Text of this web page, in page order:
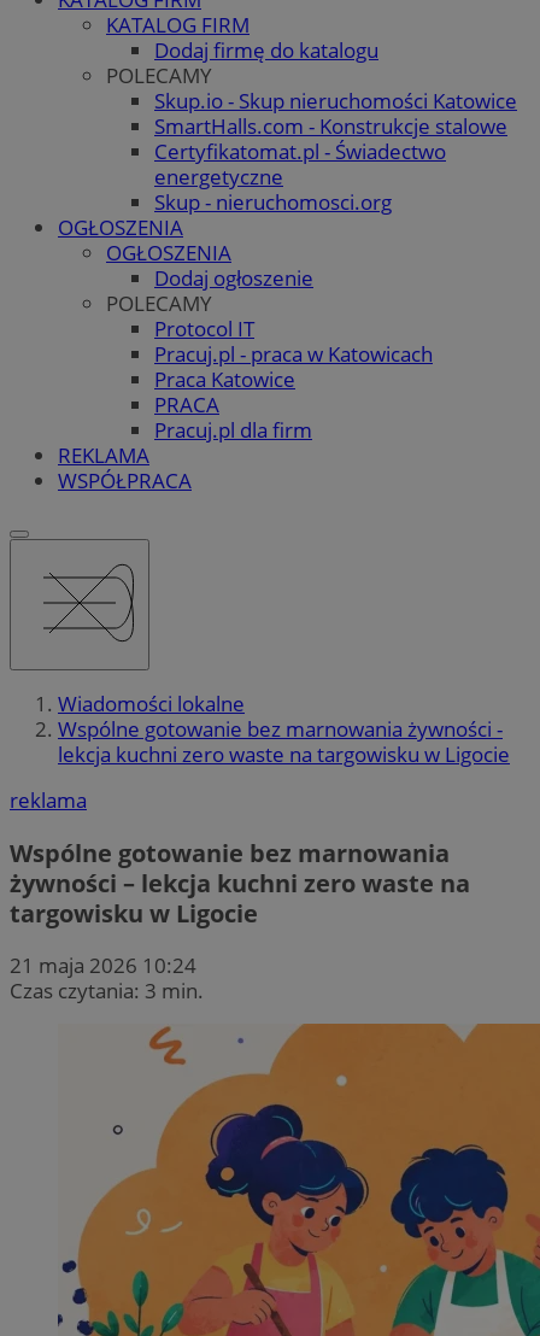
KATALOG FIRM
Dodaj firmę do katalogu
POLECAMY
Skup.io - Skup nieruchomości Katowice
SmartHalls.com - Konstrukcje stalowe
Certyfikatomat.pl - Świadectwo
energetyczne
Skup - nieruchomosci.org
OGŁOSZENIA
OGŁOSZENIA
Dodaj ogłoszenie
POLECAMY
Protocol IT
Pracuj.pl - praca w Katowicach
Praca Katowice
PRACA
Pracuj.pl dla firm
REKLAMA
WSPÓŁPRACA
Wiadomości lokalne
Wspólne gotowanie bez marnowania żywności -
lekcja kuchni zero waste na targowisku w Ligocie
reklama
Wspólne gotowanie bez marnowania
żywności – lekcja kuchni zero waste na
targowisku w Ligocie
21 maja 2026 10:24
Czas czytania: 3 min.